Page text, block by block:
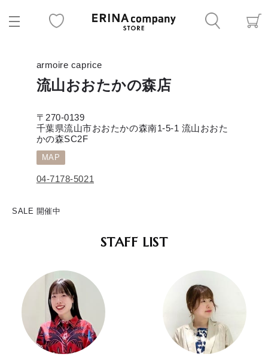
armoire caprice
流山おおたかの森店
〒270-0139
千葉県流山市おおたかの森南1-5-1 流山おおた
かの森SC2F
MAP
04-7178-5021
SALE 開催中
STAFF LIST